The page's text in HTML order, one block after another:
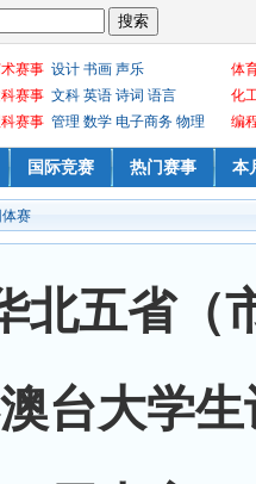
赛事 设计 书画 声乐
赛事 文科 英语 诗词 语言
赛事 管理 数学 电子商务 物理
体
化
编
国际竞赛 热门赛事 本
体赛
北五省（
台大学